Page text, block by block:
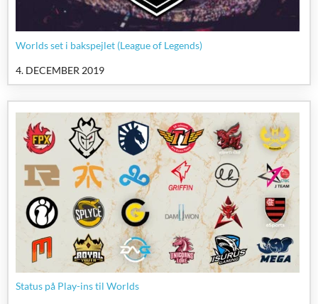
Worlds set i bakspejlet (League of Legends)
4. DECEMBER 2019
Status på Play-ins til Worlds